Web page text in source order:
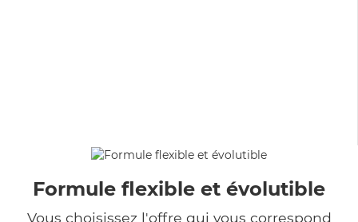
Formule flexible et évolutible
Vous choisissez l'offre qui vous correspond